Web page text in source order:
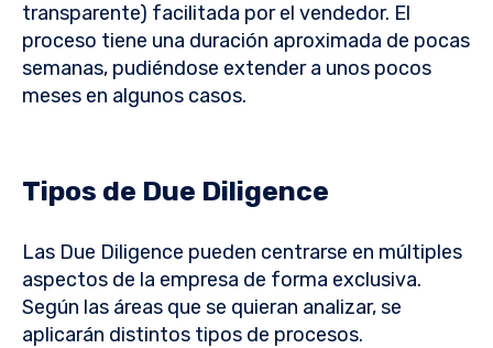
transparente) facilitada por el vendedor. El
proceso tiene una duración aproximada de pocas
semanas, pudiéndose extender a unos pocos
meses en algunos casos.
Tipos de Due Diligence
Las Due Diligence pueden centrarse en múltiples
aspectos de la empresa de forma exclusiva.
Según las áreas que se quieran analizar, se
aplicarán distintos tipos de procesos.